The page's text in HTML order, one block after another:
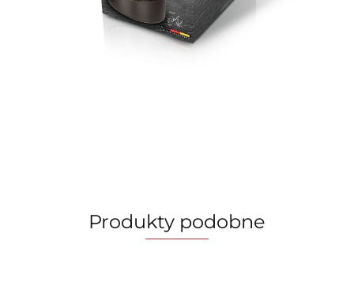
Produkty podobne